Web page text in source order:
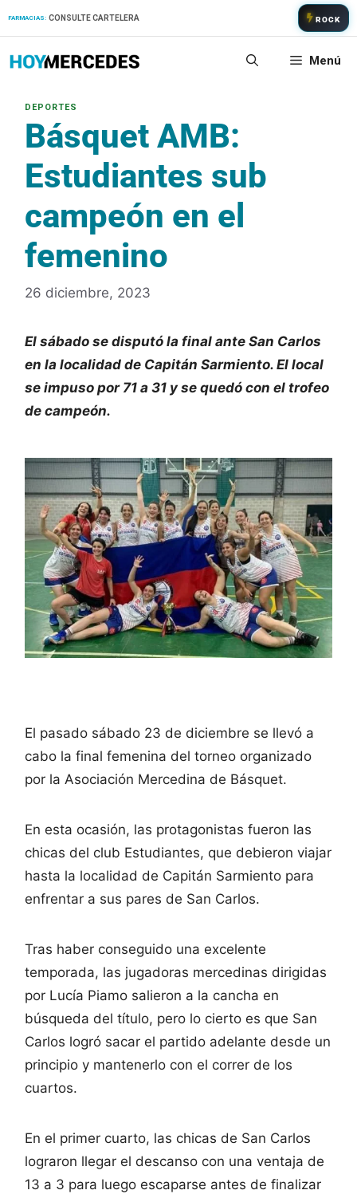
FARMACIAS: CONSULTE CARTELERA ROCK
Menú
Básquet AMB:
Estudiantes sub
campeón en el
femenino
26 diciembre, 2023
El sábado se disputó la final ante San Carlos
en la localidad de Capitán Sarmiento. El local
se impuso por 71 a 31 y se quedó con el trofeo
de campeón.
El pasado sábado 23 de diciembre se llevó a
cabo la final femenina del torneo organizado
por la Asociación Mercedina de Básquet.
En esta ocasión, las protagonistas fueron las
chicas del club Estudiantes, que debieron viajar
hasta la localidad de Capitán Sarmiento para
enfrentar a sus pares de San Carlos.
Tras haber conseguido una excelente
temporada, las jugadoras mercedinas dirigidas
por Lucía Piamo salieron a la cancha en
búsqueda del título, pero lo cierto es que San
Carlos logró sacar el partido adelante desde un
principio y mantenerlo con el correr de los
cuartos.
En el primer cuarto, las chicas de San Carlos
lograron llegar el descanso con una ventaja de
13 a 3 para luego escaparse antes de finalizar